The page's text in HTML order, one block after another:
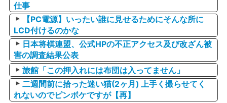
仕事
【PC電源】いったい誰に見せるためにそんな所に
LCD付けるのかな
日本将棋連盟、公式HPの不正アクセス及び改ざん被
害の調査結果公表
旅館「この押入れには布団は入ってません」
二週間前に拾った迷い猫(2ヶ月) 上手く撮らせてく
れないのでピンボケですが【再】